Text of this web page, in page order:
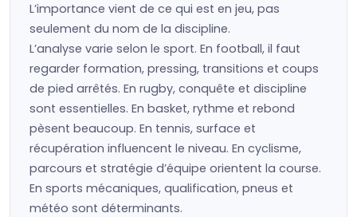
L’importance vient de ce qui est en jeu, pas
seulement du nom de la discipline.
L’analyse varie selon le sport. En football, il faut
regarder formation, pressing, transitions et coups
de pied arrêtés. En rugby, conquête et discipline
sont essentielles. En basket, rythme et rebond
pèsent beaucoup. En tennis, surface et
récupération influencent le niveau. En cyclisme,
parcours et stratégie d’équipe orientent la course.
En sports mécaniques, qualification, pneus et
météo sont déterminants.